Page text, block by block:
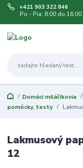
+421 903 322 846
Po - Pia: 8:00 do 16:00
Domáci miláčikovia
pomôcky, testy
Lakmusový
12